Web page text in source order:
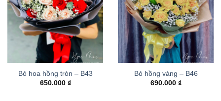
Bó hoa hồng tròn – B43
650.000 ₫
Bó hồng vàng – B46
690.000 ₫